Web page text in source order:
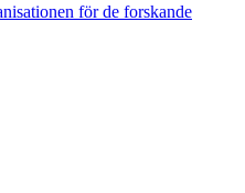
för de forskande